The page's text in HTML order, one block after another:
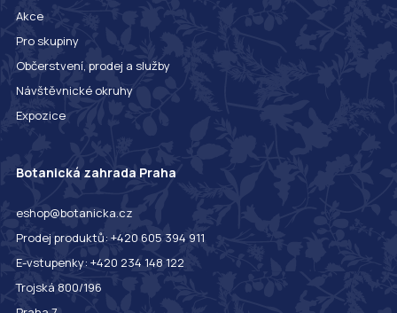
Akce
Pro skupiny
Občerstvení, prodej a služby
Návštěvnické okruhy
Expozice
Botanická zahrada Praha
eshop@botanicka.cz
Prodej produktů: +420 605 394 911
E-vstupenky: +420 234 148 122
Trojská 800/196